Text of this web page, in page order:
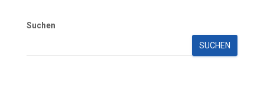
Suchen
SUCHEN